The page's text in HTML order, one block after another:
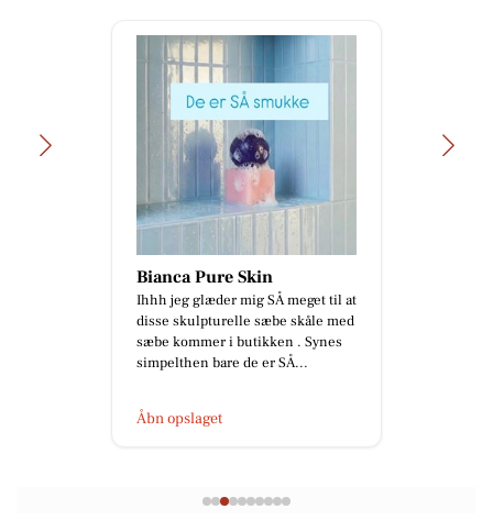
Bianca Pure Skin
Ihhh jeg glæder mig SÅ meget til at
disse skulpturelle sæbe skåle med
sæbe kommer i butikken . Synes
simpelthen bare de er SÅ...
Åbn opslaget